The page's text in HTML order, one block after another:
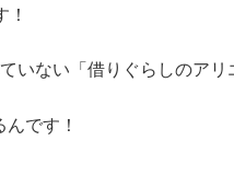
！
いない「借りぐらしのアリ
です！